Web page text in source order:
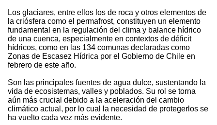
Los glaciares, entre ellos los de roca y otros elementos de
la criósfera como el permafrost, constituyen un elemento
fundamental en la regulación del clima y balance hídrico
de una cuenca, especialmente en contextos de déficit
hídricos, como en las 134 comunas declaradas como
Zonas de Escasez Hídrica por el Gobierno de Chile en
febrero de este año.
Son las principales fuentes de agua dulce, sustentando la
vida de ecosistemas, valles y poblados. Su rol se torna
aún más crucial debido a la aceleración del cambio
climático actual, por lo cual la necesidad de protegerlos se
ha vuelto cada vez más evidente.